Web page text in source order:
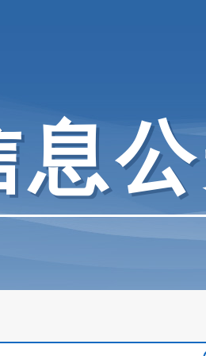
息